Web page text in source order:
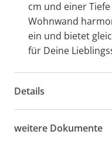
cm und einer
Wohnwand
ein und bietet
für Deine
Details
weitere Dokumente